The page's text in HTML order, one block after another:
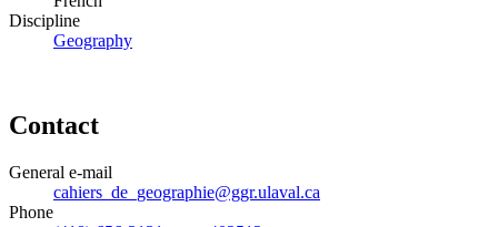
Discipline
Geography
Contact
General e-mail
cahiers_de_geographie@ggr.ulaval.ca
Phone